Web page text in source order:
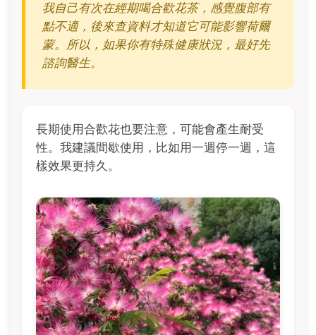
我自己有次在經期喝合歡花茶，感覺腹部有
點不適，後來查資料才知道它可能影響荷爾
蒙。所以，如果你有特殊健康狀況，最好先
諮詢醫生。
長期使用合歡花也要注意，可能會產生耐受
性。我建議間歇使用，比如用一週停一週，這
樣效果更持久。